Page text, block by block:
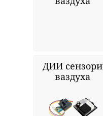
ДИИ сензори
ваздуха